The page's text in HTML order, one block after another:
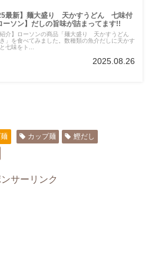
最新】麺大盛り 天かすうどん 七味付
ーソン】だしの旨味が詰まってます!!
紹介】ローソンの商品「麺大盛り 天かすうどん
」を食べてみました。数種類の魚介だしに天かす
七味をト...
2025.08.26
カップ麺
鰹だし
サーリンク